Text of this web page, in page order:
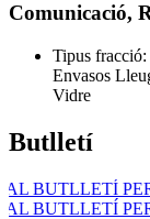
Comunicació,
Tipus fracció:
Envasos
Vidre
Butlletí
PER
PER